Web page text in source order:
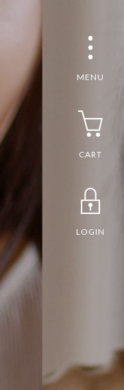
MENU
CART
LOGIN